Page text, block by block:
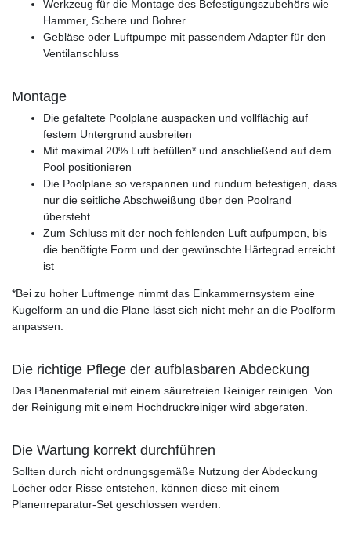
Werkzeug für die Montage des Befestigungszubehörs wie
Hammer, Schere und Bohrer
Gebläse oder Luftpumpe mit passendem Adapter für den
Ventilanschluss
Montage
Die gefaltete Poolplane auspacken und vollflächig auf
festem Untergrund ausbreiten
Mit maximal 20% Luft befüllen* und anschließend auf dem
Pool positionieren
Die Poolplane so verspannen und rundum befestigen, dass
nur die seitliche Abschweißung über den Poolrand
übersteht
Zum Schluss mit der noch fehlenden Luft aufpumpen, bis
die benötigte Form und der gewünschte Härtegrad erreicht
ist
*Bei zu hoher Luftmenge nimmt das Einkammernsystem eine
Kugelform an und die Plane lässt sich nicht mehr an die Poolform
anpassen.
Die richtige Pflege der aufblasbaren Abdeckung
Das Planenmaterial mit einem säurefreien Reiniger reinigen. Von
der Reinigung mit einem Hochdruckreiniger wird abgeraten.
Die Wartung korrekt durchführen
Sollten durch nicht ordnungsgemäße Nutzung der Abdeckung
Löcher oder Risse entstehen, können diese mit einem
Planenreparatur-Set geschlossen werden.